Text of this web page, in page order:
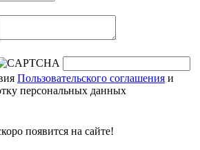
Пользовательского соглашения и
персональных данных
появится на сайте!